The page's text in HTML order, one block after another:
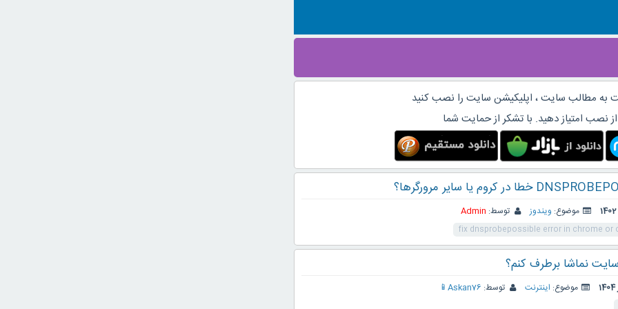
به مطالب سایت ، اپلیکیشن سایت را نصب کنید
نصب امتیاز دهید. با تشکر از حمایت شما
موضوع: ویندوز توسط: Admin
fix dnsprobepossible error in chrome or
نماشا برطرف کنم؟
موضوع: اینترنت توسط: Askan76📱